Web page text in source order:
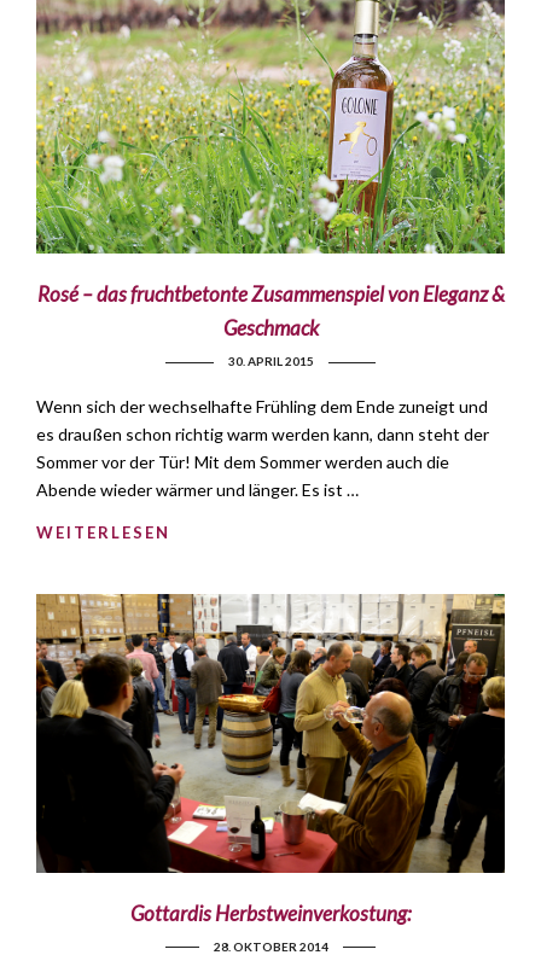
Rosé – das fruchtbetonte Zusammenspiel von Eleganz &
Geschmack
30. APRIL 2015
Wenn sich der wechselhafte Frühling dem Ende zuneigt und
es draußen schon richtig warm werden kann, dann steht der
Sommer vor der Tür! Mit dem Sommer werden auch die
Abende wieder wärmer und länger. Es ist …
WEITERLESEN
Gottardis Herbstweinverkostung:
28. OKTOBER 2014